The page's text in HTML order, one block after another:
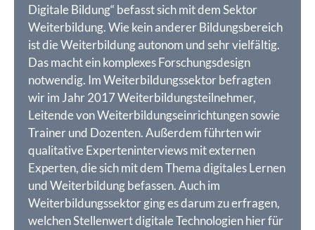
Digitale Bildung“ befasst sich mit dem Sektor
Weiterbildung. Wie kein anderer Bildungsbereich
ist die Weiterbildung autonom und sehr vielfältig.
Das macht ein komplexes Forschungsdesign
notwendig. Im Weiterbildungssektor befragten
wir im Jahr 2017 Weiterbildungsteilnehmer,
Leitende von Weiterbildungseinrichtungen sowie
Trainer und Dozenten. Außerdem führten wir
qualitative Experteninterviews mit externen
Experten, die sich mit dem Thema digitales Lernen
und Weiterbildung befassen. Auch im
Weiterbildungssektor ging es darum zu erfragen,
welchen Stellenwert digitale Technologien hier für